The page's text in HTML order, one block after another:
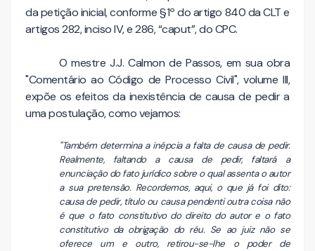
da petição inicial, conforme §1º do artigo 840 da CLT e
artigos 282, inciso IV, e 286, “caput”, do CPC.
O mestre J.J. Calmon de Passos, em sua obra
"Comentá­rio ao Código de Processo Civil", volume III,
expõe os efeitos da inexistência de causa de pedir a
uma postulação, como vejamos:
"Também determina a inépcia a falta de causa de pedir.
Realmen­te, faltando a causa de pedir, faltará a
enunciação do fato jurídico sobre o qual assenta o autor
a sua pretensão. Recorde­mos, aqui, o que já foi dito:
causa de pedir, título ou causa pendenti outra coisa não
é que o fato constitutivo do direito do autor e o fato
constituti­vo da obrigação do réu. Se ao juiz não se
oferece um e outro, reti­rou-se-lhe o poder de